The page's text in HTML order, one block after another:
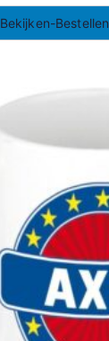
Bekijken-Bestellen